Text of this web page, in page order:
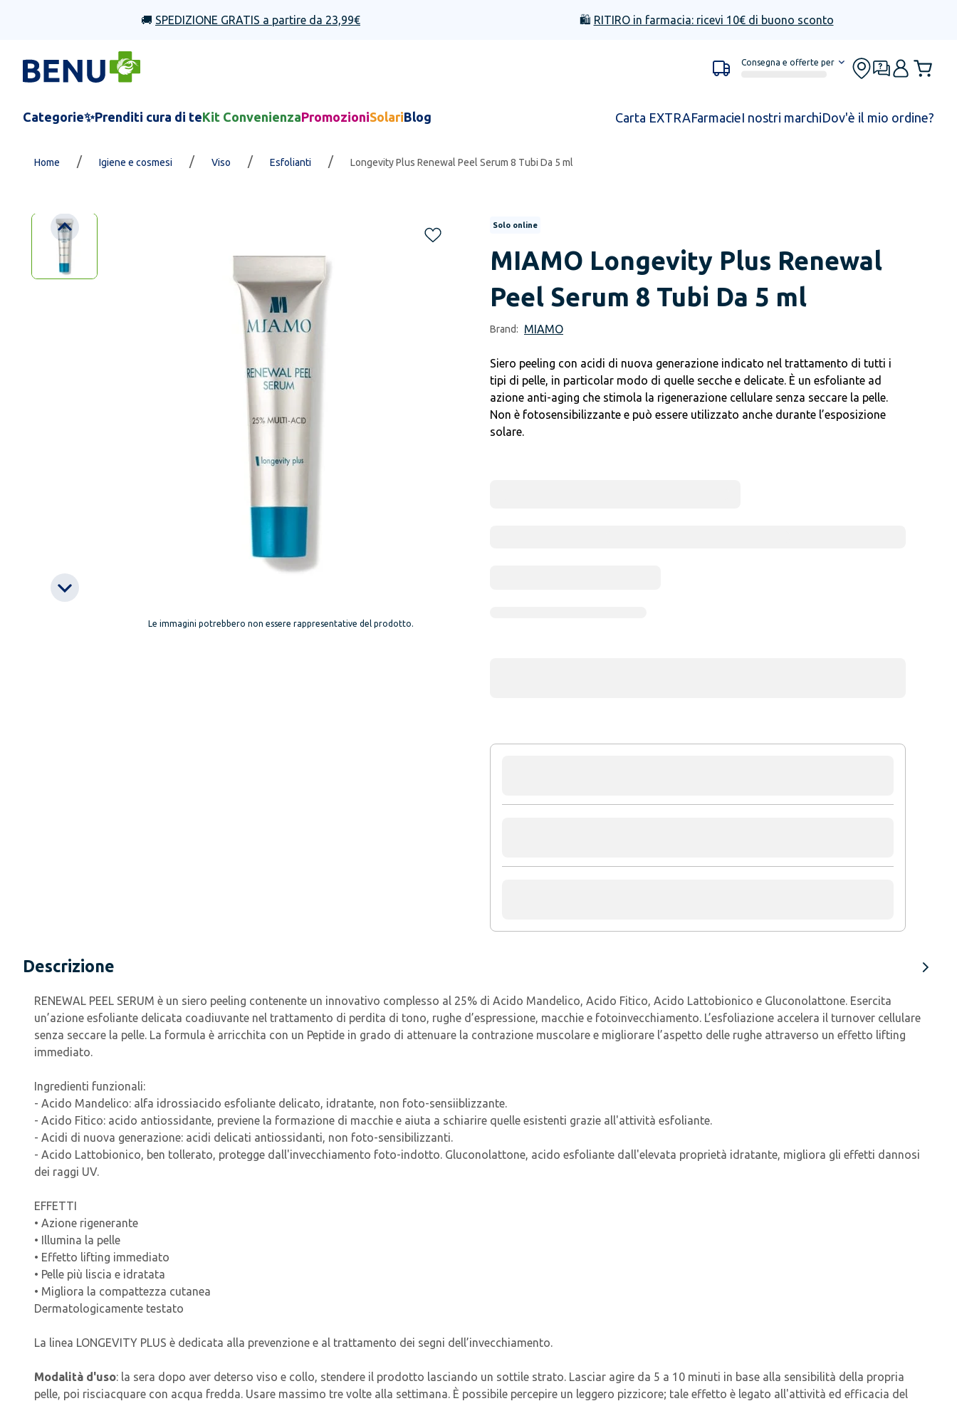
🚚 SPEDIZIONE GRATIS a partire da 23,99€ 🛍️ RITIRO in farmacia: ricevi 10€ di buono sconto
Consegna e offerte per
Categorie✨Prenditi cura di teKit ConvenienzaPromozioniSolariBlog Carta EXTRAFarmacieI nostri marchiDov'è il mio ordine?
Home / Igiene e cosmesi / Viso / Esfolianti / Longevity Plus Renewal Peel Serum 8 Tubi Da 5 ml
Le immagini potrebbero non essere rappresentative del prodotto.
Solo online
MIAMO Longevity Plus Renewal
Peel Serum 8 Tubi Da 5 ml
Brand: MIAMO
Siero peeling con acidi di nuova generazione indicato nel trattamento di tutti i
tipi di pelle, in particolar modo di quelle secche e delicate. È un esfoliante ad
azione anti-aging che stimola la rigenerazione cellulare senza seccare la pelle.
Non è fotosensibilizzante e può essere utilizzato anche durante l’esposizione
solare.
Descrizione
RENEWAL PEEL SERUM è un siero peeling contenente un innovativo complesso al 25% di Acido Mandelico, Acido Fitico, Acido Lattobionico e Gluconolattone. Esercita
un’azione esfoliante delicata coadiuvante nel trattamento di perdita di tono, rughe d’espressione, macchie e fotoinvecchiamento. L’esfoliazione accelera il turnover cellulare
senza seccare la pelle. La formula è arricchita con un Peptide in grado di attenuare la contrazione muscolare e migliorare l’aspetto delle rughe attraverso un effetto lifting
immediato.
Ingredienti funzionali:
- Acido Mandelico: alfa idrossiacido esfoliante delicato, idratante, non foto-sensiiblizzante.
- Acido Fitico: acido antiossidante, previene la formazione di macchie e aiuta a schiarire quelle esistenti grazie all'attività esfoliante.
- Acidi di nuova generazione: acidi delicati antiossidanti, non foto-sensibilizzanti.
- Acido Lattobionico, ben tollerato, protegge dall'invecchiamento foto-indotto. Gluconolattone, acido esfoliante dall'elevata proprietà idratante, migliora gli effetti dannosi
dei raggi UV.
EFFETTI
• Azione rigenerante
• Illumina la pelle
• Effetto lifting immediato
• Pelle più liscia e idratata
• Migliora la compattezza cutanea
Dermatologicamente testato
La linea LONGEVITY PLUS è dedicata alla prevenzione e al trattamento dei segni dell’invecchiamento.
Modalità d'uso: la sera dopo aver deterso viso e collo, stendere il prodotto lasciando un sottile strato. Lasciar agire da 5 a 10 minuti in base alla sensibilità della propria
pelle, poi risciacquare con acqua fredda. Usare massimo tre volte alla settimana. È possibile percepire un leggero pizzicore; tale effetto è legato all'attività ed efficacia del